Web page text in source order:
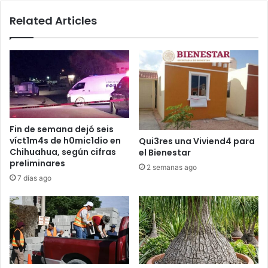
Related Articles
Fin de semana dejó seis
víct1m4s de h0mic1dio en
Chihuahua, según cifras
preliminares
7 días ago
Qui3res una Viviend4 para
el Bienestar
2 semanas ago